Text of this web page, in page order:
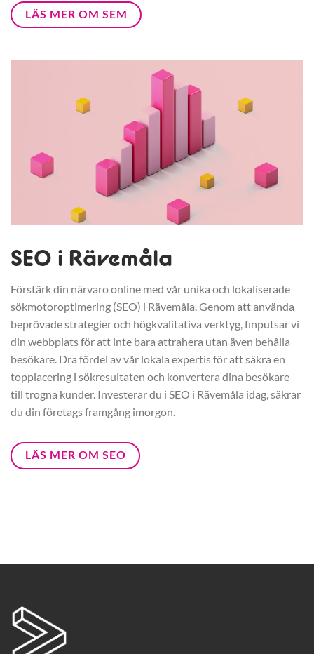
LÄS MER OM SEM
SEO i Rävemåla
Förstärk din närvaro online med vår unika och lokaliserade
sökmotoroptimering (SEO) i Rävemåla. Genom att använda
beprövade strategier och högkvalitativa verktyg, finputsar vi
din webbplats för att inte bara attrahera utan även behålla
besökare. Dra fördel av vår lokala expertis för att säkra en
topplacering i sökresultaten och konvertera dina besökare
till trogna kunder. Investerar du i SEO i Rävemåla idag, säkrar
du din företags framgång imorgon.
LÄS MER OM SEO